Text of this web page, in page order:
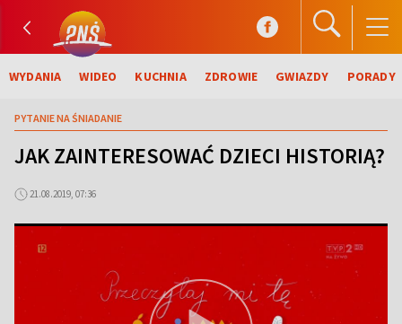
WYDANIA WIDEO KUCHNIA ZDROWIE GWIAZDY PORADY
PYTANIE NA ŚNIADANIE
JAK ZAINTERESOWAĆ DZIECI HISTORIĄ?
21.08.2019, 07:36